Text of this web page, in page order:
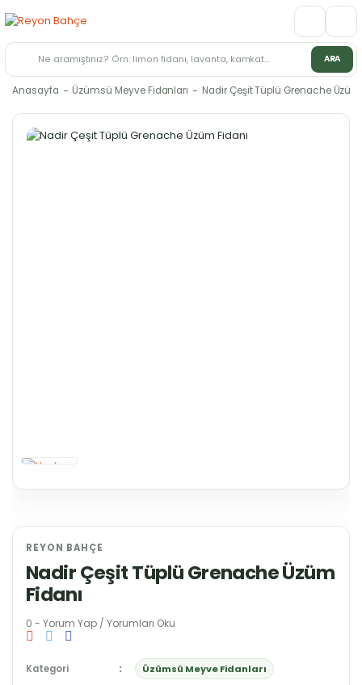
ARA
Anasayfa Üzümsü Meyve Fidanları Nadir Çeşit Tüplü Grenache Üzüm
REYON BAHÇE
Nadir Çeşit Tüplü Grenache Üzüm
Fidanı
0 - Yorum Yap / Yorumları Oku
Kategori Üzümsü Meyve Fidanları